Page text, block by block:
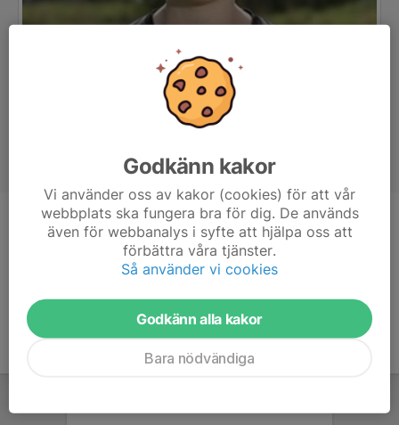
14 år
qviding
Godkänn kakor
Vi använder oss av kakor (cookies) för att vår
webbplats ska fungera bra för dig. De används
även för webbanalys i syfte att hjälpa oss att
förbättra våra tjänster.
Så använder vi cookies
Godkänn alla kakor
Bara nödvändiga